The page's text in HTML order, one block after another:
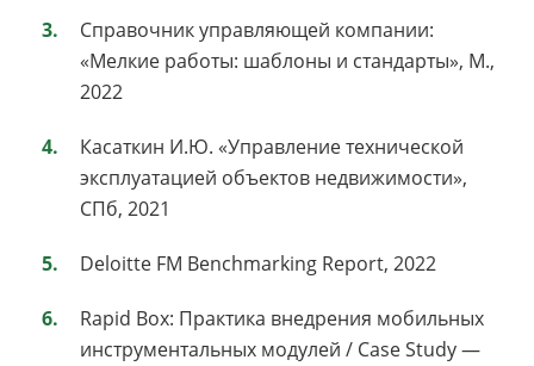
Справочник управляющей компании:
«Мелкие работы: шаблоны и стандарты», М.,
2022
Касаткин И.Ю. «Управление технической
эксплуатацией объектов недвижимости»,
СПб, 2021
Deloitte FM Benchmarking Report, 2022
Rapid Box: Практика внедрения мобильных
инструментальных модулей / Case Study —